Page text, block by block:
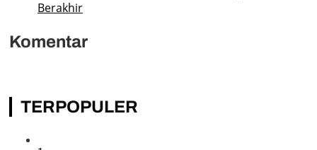
Berakhir
Komentar
TERPOPULER